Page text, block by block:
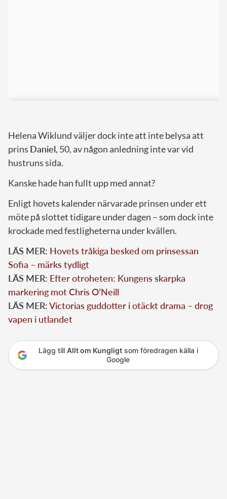
Helena Wiklund väljer dock inte att inte belysa att
prins Daniel, 50, av någon anledning inte var vid
hustruns sida.
Kanske hade han fullt upp med annat?
Enligt hovets kalender närvarade prinsen under ett
möte på slottet tidigare under dagen – som dock inte
krockade med festligheterna under kvällen.
LÄS MER: Hovets tråkiga besked om prinsessan
Sofia – märks tydligt
LÄS MER: Efter otroheten: Kungens skarpka
markering mot Chris O’Neill
LÄS MER:Victorias guddotter i otäckt drama – drog
vapen i utlandet
Lägg till Allt om Kungligtsom föredragen källa i
Google